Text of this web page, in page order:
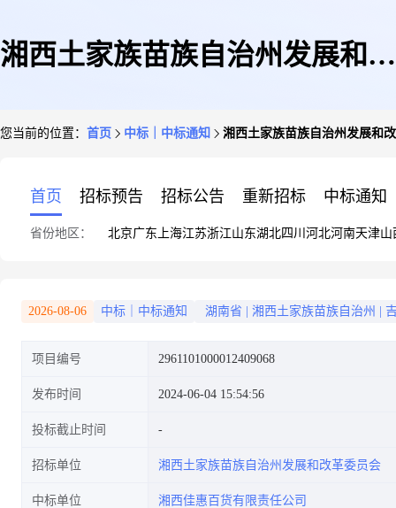
湘西土家族苗族自治州发展和改
您当前的位置： 首页 中标｜中标通知 湘西土家族苗族自治州发展和
首页 招标预告 招标公告 重新招标 中标通知
省份地区： 北京广东 上海江苏浙江山东湖北四川 河北河南天津山
2026-08-06 中标｜中标通知 湖南省 湘西土家族苗族自治州
项目编号 2961101000012409068
发布时间 2024-06-04 15:54:56
投标截止时间
招标单位 湘西土家族苗族自治州发展和改革委员会
中标单位 湘西佳惠百货有限责任公司